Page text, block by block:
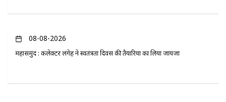
08-08-2026
महासमुंद : कलेक्टर लंगेह ने स्वतंत्रता दिवस की तैयारियों का लिया जायजा